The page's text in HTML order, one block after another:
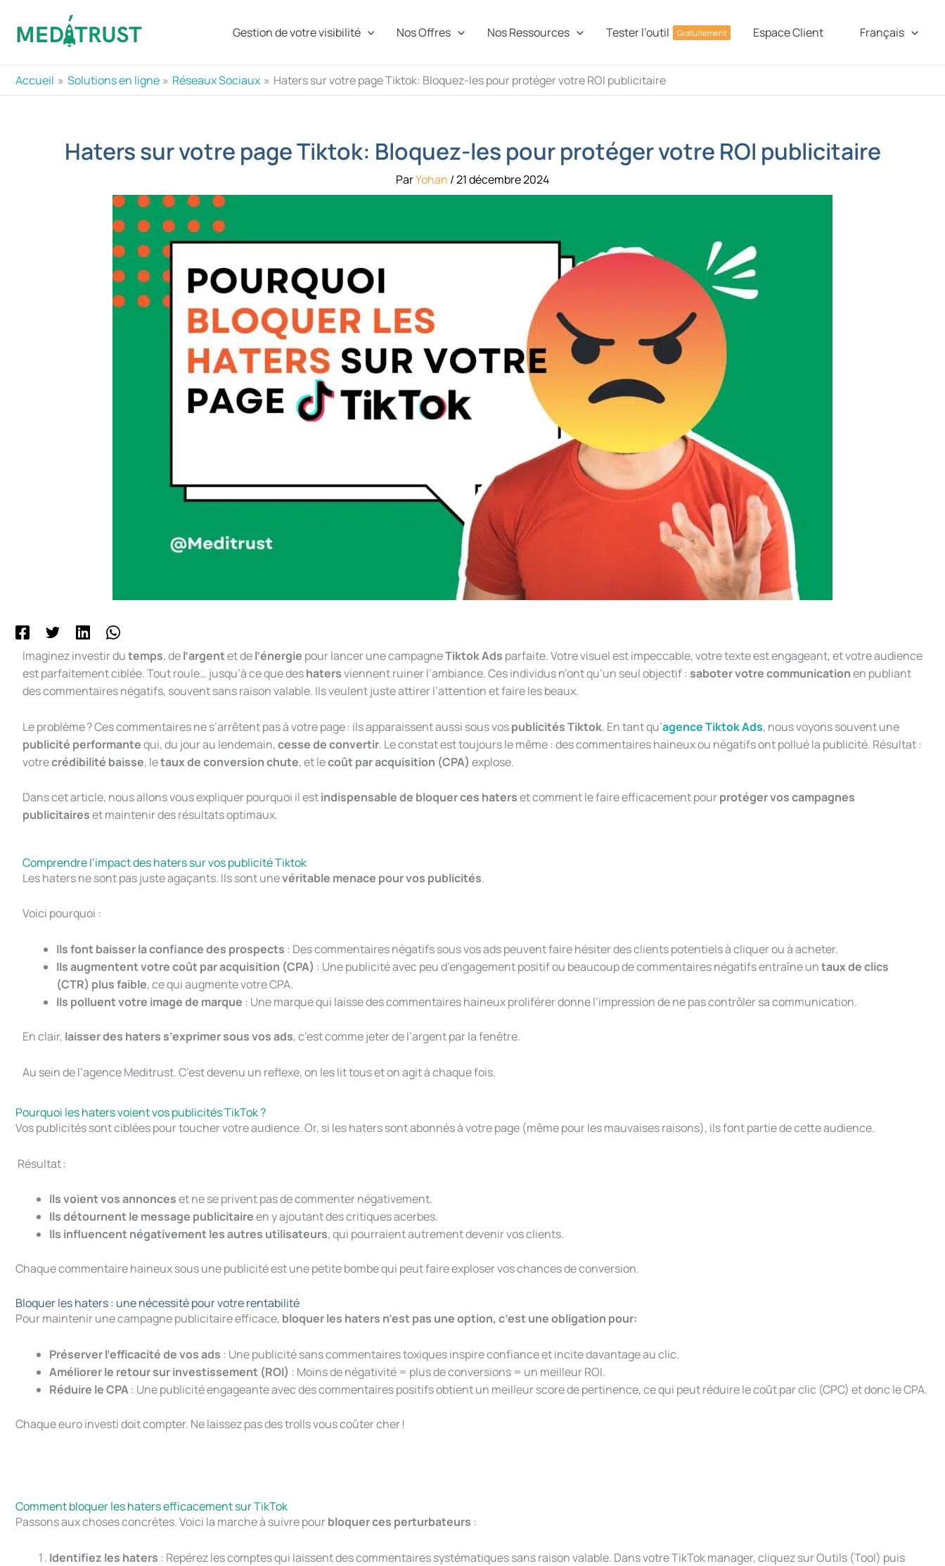
contenu
Gestion de votre visibilité Nos Offres Nos Ressources Tester l’outil Gratuitement Espace Client Français
Accueil Solutions en ligne Réseaux Sociaux Haters sur votre page Tiktok: Bloquez-les pour protéger votre ROI publicitaire
Haters sur votre page Tiktok: Bloquez-les pour protéger votre ROI publicitaire
ParYohan /21 décembre 2024
Imaginez investir dutemps, del’argentet del’énergie pour lancer une campagneTiktok Ads parfaite. Votre visuel est impeccable, votre texte est engageant, et votre audience
est parfaitement ciblée. Tout roule… jusqu’à ce que deshatersviennent ruiner l’ambiance. Ces individus n’ont qu’un seul objectif : saboter votre communicationen publiant
des commentaires négatifs, souvent sans raison valable. Ils veulent juste attirer l’attention et faire les beaux.
Le problème ? Ces commentaires ne s’arrêtent pas à votre page : ils apparaissent aussi sous vospublicités Tiktok. En tant qu’agence Tiktok Ads, nous voyons souvent une
publicité performantequi, du jour au lendemain,cesse de convertir. Le constat est toujours le même : des commentaires haineux ou négatifs ont pollué la publicité. Résultat :
votrecrédibilité baisse, letaux de conversion chute, et lecoût par acquisition (CPA) explose.
Dans cet article, nous allons vous expliquer pourquoi il estindispensable de bloquer ces haterset comment le faire efficacement pourprotéger vos campagnes
publicitaireset maintenir des résultats optimaux.
Comprendre l’impact des haters sur vos publicité Tiktok
Les haters ne sont pas juste agaçants. Ils sont unevéritable menace pour vos publicités.
Voici pourquoi :
Ils font baisser la confiance des prospects : Des commentaires négatifs sous vos ads peuvent faire hésiter des clients potentiels à cliquer ou à acheter.
Ils augmentent votre coût par acquisition (CPA) : Une publicité avec peu d’engagement positif ou beaucoup de commentaires négatifs entraîne untaux de clics
(CTR) plus faible, ce qui augmente votre CPA.
Ils polluent votre image de marque : Une marque qui laisse des commentaires haineux proliférer donne l’impression de ne pas contrôler sa communication.
En clair, laisser des haters s’exprimer sous vos ads, c’est comme jeter de l’argent par la fenêtre.
Au sein de l’agence Meditrust. C’est devenu un reflexe, on les lit tous et on agit à chaque fois.
Pourquoi les haters voient vos publicités TikTok ?
Vos publicités sont ciblées pour toucher votre audience. Or, si les haters sont abonnés à votre page (même pour les mauvaises raisons), ils font partie de cette audience.
Résultat :
Ils voient vos annonceset ne se privent pas de commenter négativement.
Ils détournent le message publicitaireen y ajoutant des critiques acerbes.
Ils influencent négativement les autres utilisateurs, qui pourraient autrement devenir vos clients.
Chaque commentaire haineux sous une publicité est une petite bombe qui peut faire exploser vos chances de conversion.
Bloquer les haters : une nécessité pour votre rentabilité
Pour maintenir une campagne publicitaire efficace, bloquer les haters n’est pas une option, c’est une obligation pour:
Préserver l’efficacité de vos ads : Une publicité sans commentaires toxiques inspire confiance et incite davantage au clic.
Améliorer le retour sur investissement (ROI) : Moins de négativité = plus de conversions = un meilleur ROI.
Réduire le CPA: Une publicité engageante avec des commentaires positifs obtient un meilleur score de pertinence, ce qui peut réduire le coût par clic (CPC) et donc le CPA.
Chaque euro investi doit compter. Ne laissez pas des trolls vous coûter cher !
Comment bloquer les haters efficacement sur TikTok
Passons aux choses concrètes. Voici la marche à suivre pourbloquer ces perturbateurs :
Identifiez les haters : Repérez les comptes qui laissent des commentaires systématiques sans raison valable. Dans votre TikTok manager, cliquez sur Outils (Tool) puis